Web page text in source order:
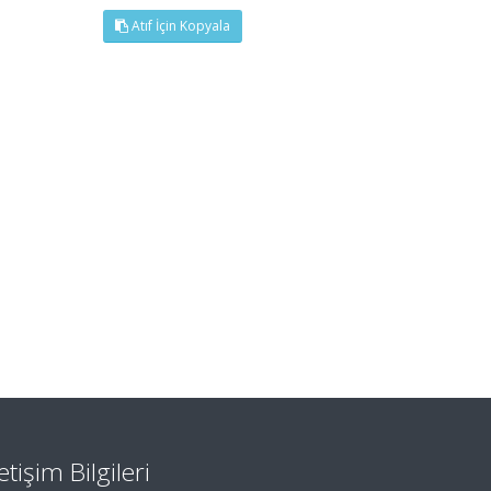
Atıf İçin Kopyala
Bilgileri